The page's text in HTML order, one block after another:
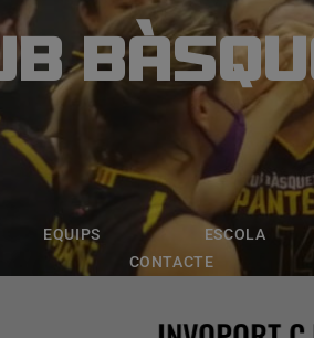
EQUIPS ESCOLA
CONTACTE
ESCOLA